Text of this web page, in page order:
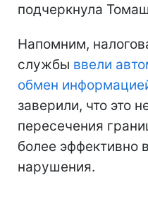
подчеркнула
Напомним,
службы ввели
обмен
заверили, что это
пересечения
более эффективно
нарушения.